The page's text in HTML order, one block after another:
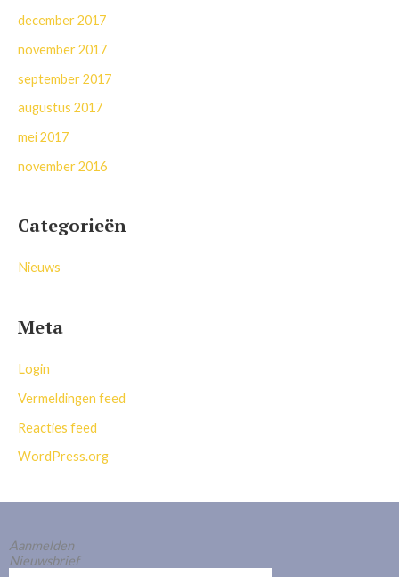
december 2017
november 2017
september 2017
augustus 2017
mei 2017
november 2016
Categorieën
Nieuws
Meta
Login
Vermeldingen feed
Reacties feed
WordPress.org
Aanmelden
Nieuwsbrief